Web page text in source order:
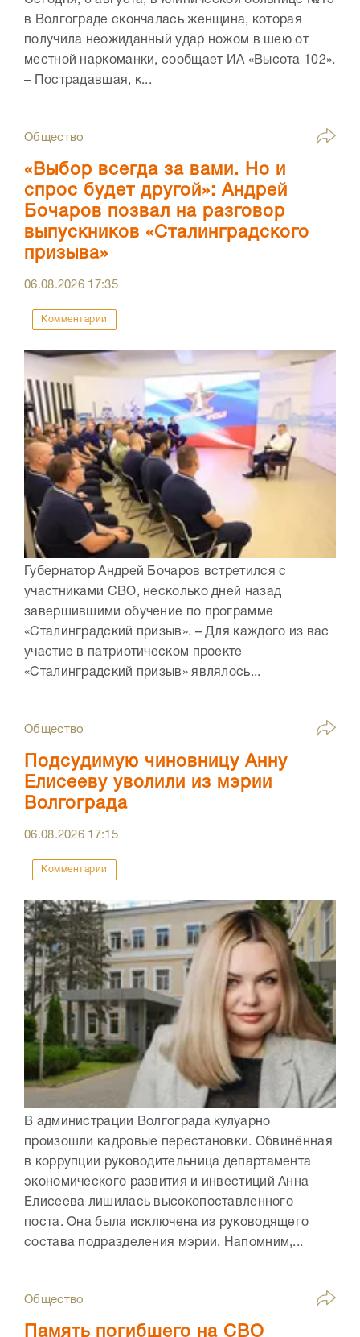
в Волгограде скончалась женщина, которая
получила неожиданный удар ножом в шею от
местной наркоманки, сообщает ИА «Высота 102».
– Пострадавшая, к...
Общество
«Выбор всегда за вами. Но и
спрос будет другой»: Андрей
Бочаров позвал на разговор
выпускников «Сталинградского
призыва»
06.08.2026 17:35
Комментарии
Губернатор Андрей Бочаров встретился с
участниками СВО, несколько дней назад
завершившими обучение по программе
«Сталинградский призыв». – Для каждого из вас
участие в патриотическом проекте
«Сталинградский призыв» являлось...
Общество
Подсудимую чиновницу Анну
Елисееву уволили из мэрии
Волгограда
06.08.2026 17:15
Комментарии
В администрации Волгограда кулуарно
произошли кадровые перестановки. Обвинённая
в коррупции руководительница департамента
экономического развития и инвестиций Анна
Елисеева лишилась высокопоставленного
поста. Она была исключена из руководящего
состава подразделения мэрии. Напомним,...
Общество
Память погибшего на СВО